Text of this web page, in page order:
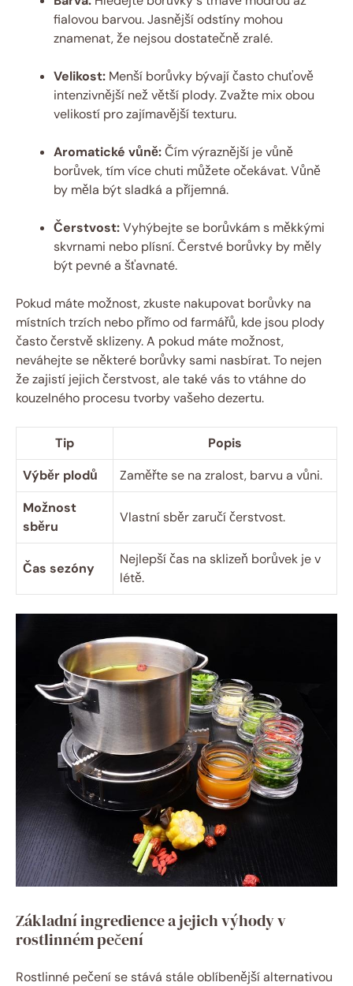
fialovou barvou. Jasnější odstíny mohou
znamenat, že nejsou dostatečně zralé.
Velikost: Menší borůvky bývají často chuťově
intenzivnější než větší plody. Zvažte mix obou
velikostí pro zajímavější texturu.
Aromatické vůně:Čím výraznější je vůně
borůvek, tím více chuti můžete očekávat. Vůně
by měla být sladká a příjemná.
Čerstvost:Vyhýbejte se borůvkám s měkkými
skvrnami nebo plísní. Čerstvé borůvky by měly
být pevné a šťavnaté.
Pokud máte možnost, zkuste nakupovat borůvky na
místních trzích nebo přímo od farmářů, kde jsou plody
často čerstvě sklizeny. A pokud máte možnost,
neváhejte se některé borůvky sami nasbírat. To nejen
že zajistí jejich čerstvost, ale také vás to vtáhne do
kouzelného procesu tvorby vašeho dezertu.
Tip
Popis
Výběr plodů
Zaměřte se na zralost, barvu a vůni.
Možnost
sběru
Vlastní sběr zaručí čerstvost.
Čas sezóny
Nejlepší čas na sklizeň borůvek je v
létě.
Základní ingredience a jejich výhody v
rostlinném pečení
Rostlinné pečení se stává stále oblíbenější alternativou